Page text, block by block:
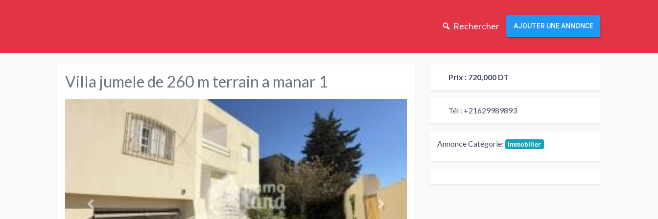
Rechercher AJOUTER UNE ANNONCE
Villa jumele de 260 m terrain a manar 1
Précédent Suivant
Prix : 720,000 DT
Tél : +21629989893
Annonce Catégorie: Immobilier